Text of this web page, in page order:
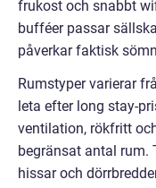
frukost och snabbt
bufféer passar
påverkar faktisk
Rumstyper varierar
leta efter long stay-
ventilation, rökfritt
begränsat antal
hissar och